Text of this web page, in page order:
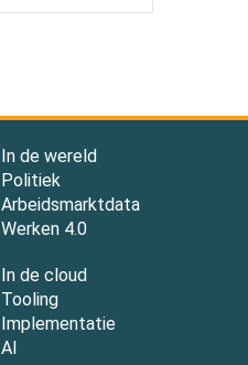
In de wereld
Politiek
Arbeidsmarktdata
Werken 4.0
In de cloud
Tooling
Implementatie
AI